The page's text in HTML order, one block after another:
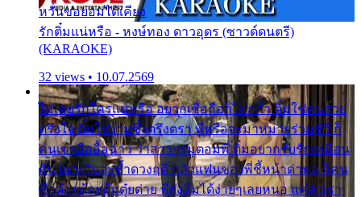
หวั่นขอยอมได้เคียง
รักติ๋มแน่หรือ - หงษ์ทอง ดาวอุดร (ซาวด์ดนตรี)
(KARAOKE)
32 views • 10.07.2569
ไม่เคยรักใครแน่หรือ อยากเชื่อถือก็ไม่กล้า ติ๋มใช่คนสวย
ตรึงใจ ติ๋มใช่งามซึ้งตรึงตรา พี่หรือจะมาหมายร่วมชีวี ก็
คนเขาลืออื้อฉาว ว่าสาวๆรุมตอมพี่ ติ๋มอยากรับรักเหมือน
กัน แต่หวั่นจะช้ำดวงฤดี กลัวแฟนของพี่ชี้หน้าด่าทอ ก็คน
ชื่อต๋อยต้อยตุ้มตุ๋ยต่าย พี่ยังลืมได้ง่ายๆเลยหนอ แค่ตัวเรา